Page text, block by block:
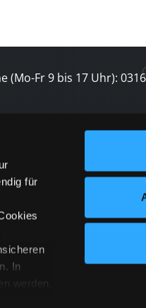
für
In
werden.
(Mo-Fr 9 bis 17 Uhr):
Veranstaltung